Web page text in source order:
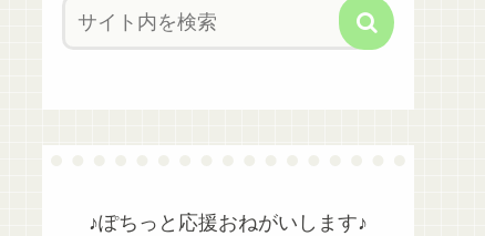
♪ぽちっと応援おねがいします♪